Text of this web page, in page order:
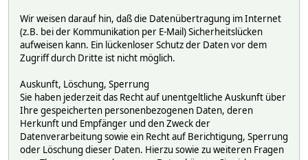
Wir weisen darauf hin, daß die Datenübertragung im Internet
(z.B. bei der Kommunikation per E-Mail) Sicherheitslücken
aufweisen kann. Ein lückenloser Schutz der Daten vor dem
Zugriff durch Dritte ist nicht möglich.
Auskunft, Löschung, Sperrung
Sie haben jederzeit das Recht auf unentgeltliche Auskunft über
Ihre gespeicherten personenbezogenen Daten, deren
Herkunft und Empfänger und den Zweck der
Datenverarbeitung sowie ein Recht auf Berichtigung, Sperrung
oder Löschung dieser Daten. Hierzu sowie zu weiteren Fragen